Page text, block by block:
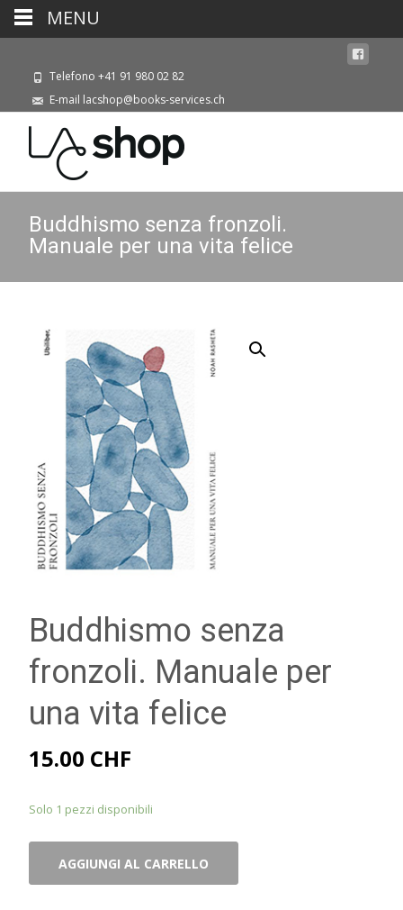
Telefono +41 91 980 02 82
E-mail lacshop@books-services.ch
Buddhismo senza fronzoli.
Manuale per una vita felice
Buddhismo senza
fronzoli. Manuale per
una vita felice
15.00 CHF
Solo 1 pezzi disponibili
senza
AGGIUNGI AL CARRELLO
MENU